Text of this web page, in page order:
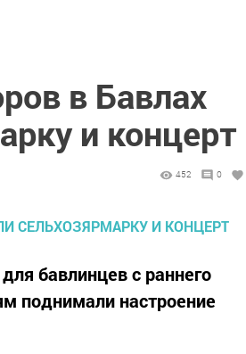
в Бавлах
и концерт
452 0
бавлинцев с раннего
поднимали настроение